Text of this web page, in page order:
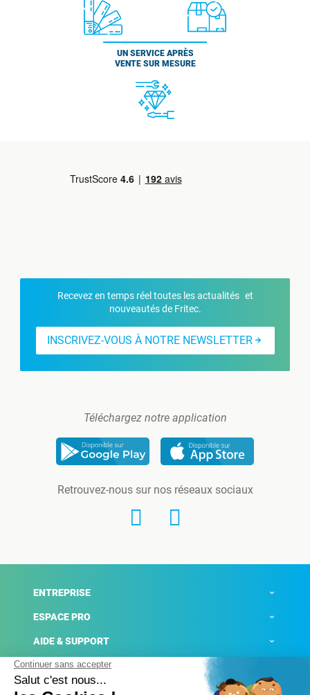
UN SERVICE APRÈS
VENTE SUR MESURE
Recevez en temps réel toutes les actualités et
nouveautés de Fritec.
INSCRIVEZ-VOUS À NOTRE NEWSLETTER
Téléchargez notre application
Retrouvez-nous sur nos réseaux sociaux
ENTREPRISE
ESPACE PRO
AIDE & SUPPORT
ACTUALITÉS